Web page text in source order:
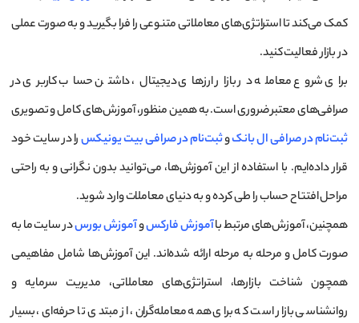
کمک می‌کند تا استراتژی‌های معاملاتی متنوعی را فرا بگیرید و به صورت عملی
در بازار فعالیت کنید.
برای شروع معامله در بازار ارزهای دیجیتال، داشتن حساب کاربری در
صرافی‌های معتبر ضروری است. به همین منظور، آموزش‌های کامل و تصویری
ثبت‌نام در صرافی ال بانکوثبت‌نام در صرافی بیت یونیکسرا در سایت خود
قرار داده‌ایم. با استفاده از این آموزش‌ها، می‌توانید بدون نگرانی و به راحتی
مراحل افتتاح حساب را طی کرده و به دنیای معاملات وارد شوید.
همچنین، آموزش‌های مرتبط باآموزش فارکسوآموزش بورسدر سایت ما به
صورت کامل و مرحله به مرحله ارائه شده‌اند. این آموزش‌ها شامل مفاهیمی
همچون شناخت بازارها، استراتژی‌های معاملاتی، مدیریت سرمایه و
روانشناسی بازار است که برای همه معامله‌گران، از مبتدی تا حرفه‌ای، بسیار